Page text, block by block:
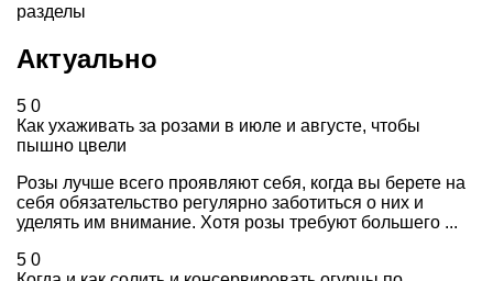
разделы
Актуально
5 0
Как ухаживать за розами в июле и августе, чтобы
пышно цвели
Розы лучше всего проявляют себя, когда вы берете на
себя обязательство регулярно заботиться о них и
уделять им внимание. Хотя розы требуют большего ...
5 0